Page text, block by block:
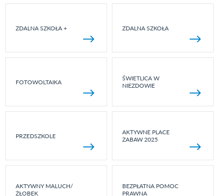
ZDALNA SZKOŁA + ZDALNA SZKOŁA
FOTOWOLTAIKA
ŚWIETLICA W
NIEZDOWIE
PRZEDSZKOLE
AKTYWNE PLACE
ZABAW 2025
AKTYWNY MALUCH/
ŻŁOBEK
BEZPŁATNA POMOC
PRAWNA